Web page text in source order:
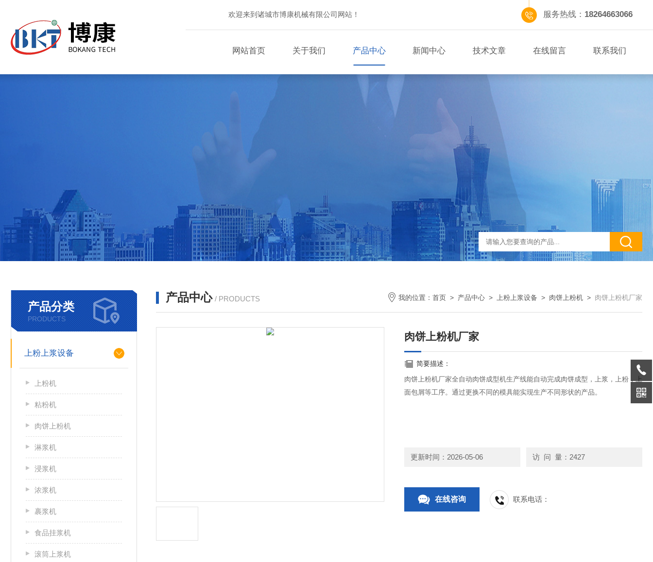
欢迎来到诸城市博康机械有限公司网站！ 服务热线： 18264663066
网站首页 关于我们 产品中心 新闻中心 技术文章 在线留言 联系我们
产品分类
PRODUCTS
上粉上浆设备
上粉机
粘粉机
肉饼上粉机
淋浆机
浸浆机
浓浆机
裹浆机
食品挂浆机
滚筒上浆机
产品中心 / PRODUCTS 我的位置： 首页 > 产品中心 > 上粉上浆设备 > 肉饼上粉机 > 肉饼上粉机厂家
肉饼上粉机厂家
简要描述：
肉饼上粉机厂家全自动肉饼成型机生产线能自动完成肉饼成型，上浆，上粉，上
面包屑等工序。通过更换不同的模具能实现生产不同形状的产品。
更新时间：2026-05-06 访 问 量：2427
在线咨询 联系电话：